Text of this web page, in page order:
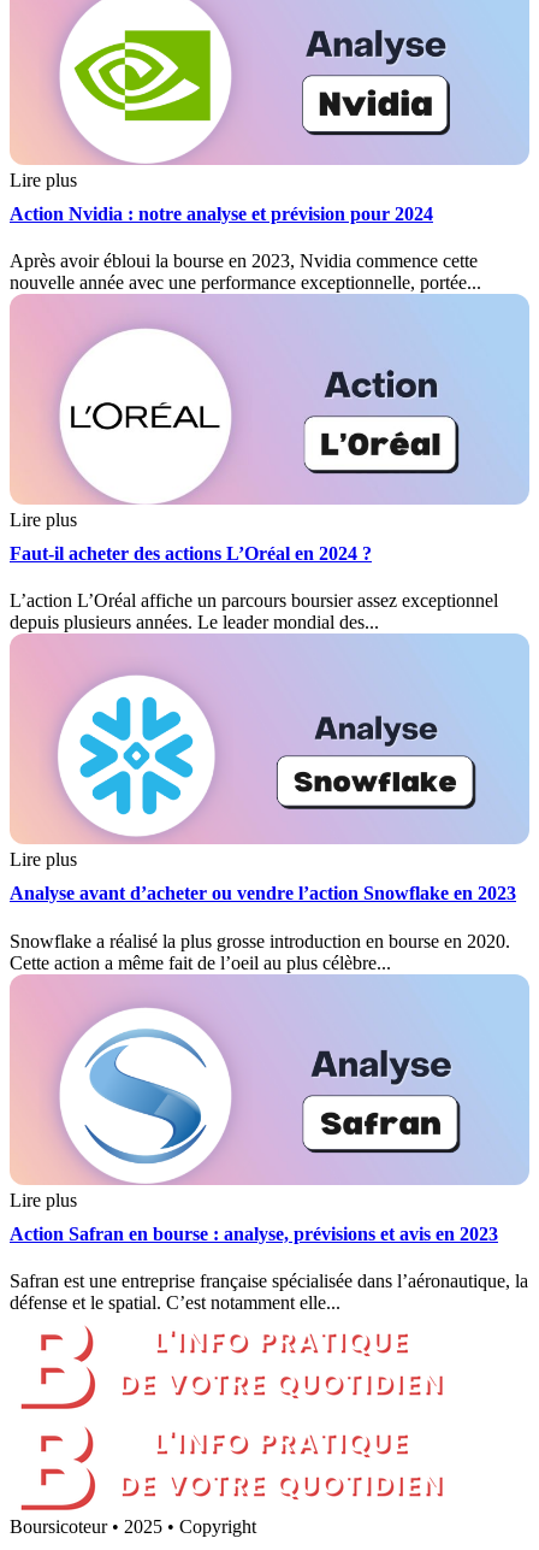
Lire plus
Action Nvidia : notre analyse et prévision pour 2024
Après avoir ébloui la bourse en 2023, Nvidia commence cette
nouvelle année avec une performance exceptionnelle, portée...
Lire plus
Faut-il acheter des actions L’Oréal en 2024 ?
L’action L’Oréal affiche un parcours boursier assez exceptionnel
depuis plusieurs années. Le leader mondial des...
Lire plus
Analyse avant d’acheter ou vendre l’action Snowflake en 2023
Snowflake a réalisé la plus grosse introduction en bourse en 2020.
Cette action a même fait de l’oeil au plus célèbre...
Lire plus
Action Safran en bourse : analyse, prévisions et avis en 2023
Safran est une entreprise française spécialisée dans l’aéronautique, la
défense et le spatial. C’est notamment elle...
Boursicoteur • 2025 • Copyright